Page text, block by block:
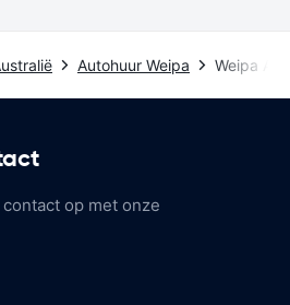
Autohuur Weipa Weipa
op met onze